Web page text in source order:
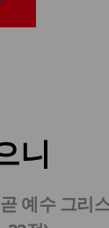
니
예수 그리